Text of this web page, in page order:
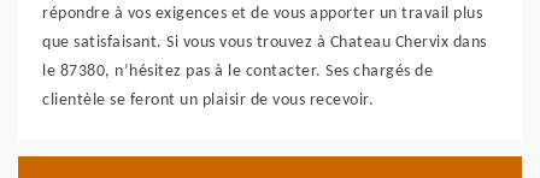
répondre à vos exigences et de vous apporter un travail plus
que satisfaisant. Si vous vous trouvez à Chateau Chervix dans
le 87380, n’hésitez pas à le contacter. Ses chargés de
clientèle se feront un plaisir de vous recevoir.